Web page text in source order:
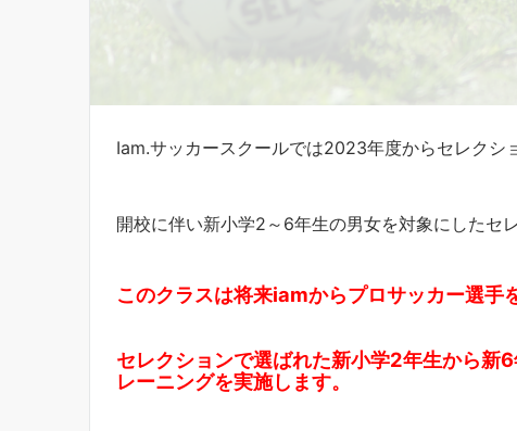
Iam.サッカースクールでは2023年度からセレクシ
開校に伴い新小学2～6年生の男女を対象にしたセ
このクラスは将来iamからプロサッカー選手
セレクションで選ばれた新小学2年生から新
レーニングを実施します。